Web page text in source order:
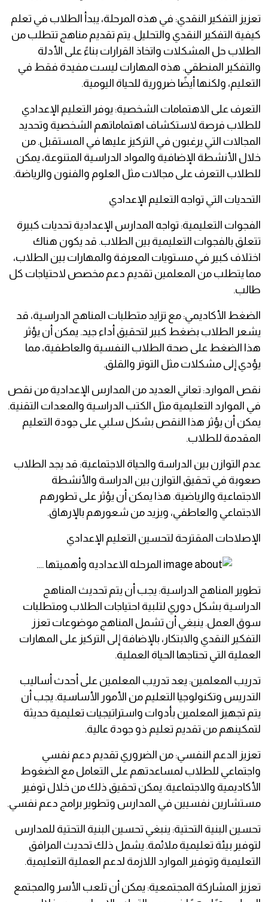
تعزيز التفكير النقدي: في هذه المرحلة، يبدأ الطلاب في تعلم
كيفية التفكير النقدي والتحليل. يتم تقديم مناهج تتطلب من
الطلاب حل المشكلات واتخاذ القرارات بناءً على الأدلة
والتفكير المنطقي. هذه المهارات ليست مفيدة فقط في
التعليم، ولكنها أيضًا ضرورية للحياة اليومية.
التعرف على الاهتمامات الشخصية: يوفر التعليم الإعدادي
للطلاب فرصة لاستكشاف اهتماماتهم الشخصية وتحديد
المجالات التي يرغبون في التركيز عليها في المستقبل. من
خلال الأنشطة الإضافية والمواد الدراسية المتنوعة، يمكن
للطلاب التعرف على مجالات مثل العلوم والفنون والرياضة.
التحديات التي تواجه التعليم الإعدادي
الفجوات التعليمية: تواجه المدارس الإعدادية تحديات كبيرة
تتعلق بالفجوات التعليمية بين الطلاب. قد يكون هناك
اختلاف كبير في مستويات المعرفة والمهارات بين الطلاب،
مما يتطلب من المعلمين تقديم دعم مخصص لاحتياجات كل
طالب.
الضغط الأكاديمي: مع تزايد متطلبات المناهج الدراسية، قد
يشعر الطلاب بضغط كبير لتحقيق أداء جيد. يمكن أن يؤثر
هذا الضغط على صحة الطلاب النفسية والعاطفية، مما
يؤدي إلى مشكلات مثل التوتر والقلق.
نقص الموارد: تعاني العديد من المدارس الإعدادية من نقص
في الموارد التعليمية مثل الكتب الدراسية والمعدات التقنية.
يمكن أن يؤثر هذا النقص بشكل سلبي على جودة التعليم
المقدمة للطلاب.
عدم التوازن بين الدراسة والحياة الاجتماعية: قد يجد الطلاب
صعوبة في تحقيق التوازن بين الدراسة والأنشطة
الاجتماعية والرياضية. هذا يمكن أن يؤثر على تطورهم
الاجتماعي والعاطفي، ويزيد من شعورهم بالإرهاق.
الإصلاحات المقترحة لتحسين التعليم الإعدادي
تطوير المناهج الدراسية: يجب أن يتم تحديث المناهج
الدراسية بشكل دوري لتلبية احتياجات الطلاب ومتطلبات
سوق العمل. ينبغي أن تشمل المناهج موضوعات تعزز
التفكير النقدي والابتكار، بالإضافة إلى التركيز على المهارات
العملية التي تحتاجها الحياة العملية.
تدريب المعلمين: يعد تدريب المعلمين على أحدث أساليب
التدريس وتكنولوجيا التعليم من الأمور الأساسية. يجب أن
يتم تجهيز المعلمين بأدوات واستراتيجيات تعليمية حديثة
لتمكينهم من تقديم تعليم ذو جودة عالية.
تعزيز الدعم النفسي: من الضروري تقديم دعم نفسي
واجتماعي للطلاب لمساعدتهم على التعامل مع الضغوط
الأكاديمية والاجتماعية. يمكن تحقيق ذلك من خلال توفير
مستشارين نفسيين في المدارس وتطوير برامج دعم نفسي.
تحسين البنية التحتية: ينبغي تحسين البنية التحتية للمدارس
لتوفير بيئة تعليمية ملائمة. يشمل ذلك تحديث المرافق
التعليمية وتوفير الموارد اللازمة لدعم العملية التعليمية.
تعزيز المشاركة المجتمعية: يمكن أن تلعب الأسر والمجتمع